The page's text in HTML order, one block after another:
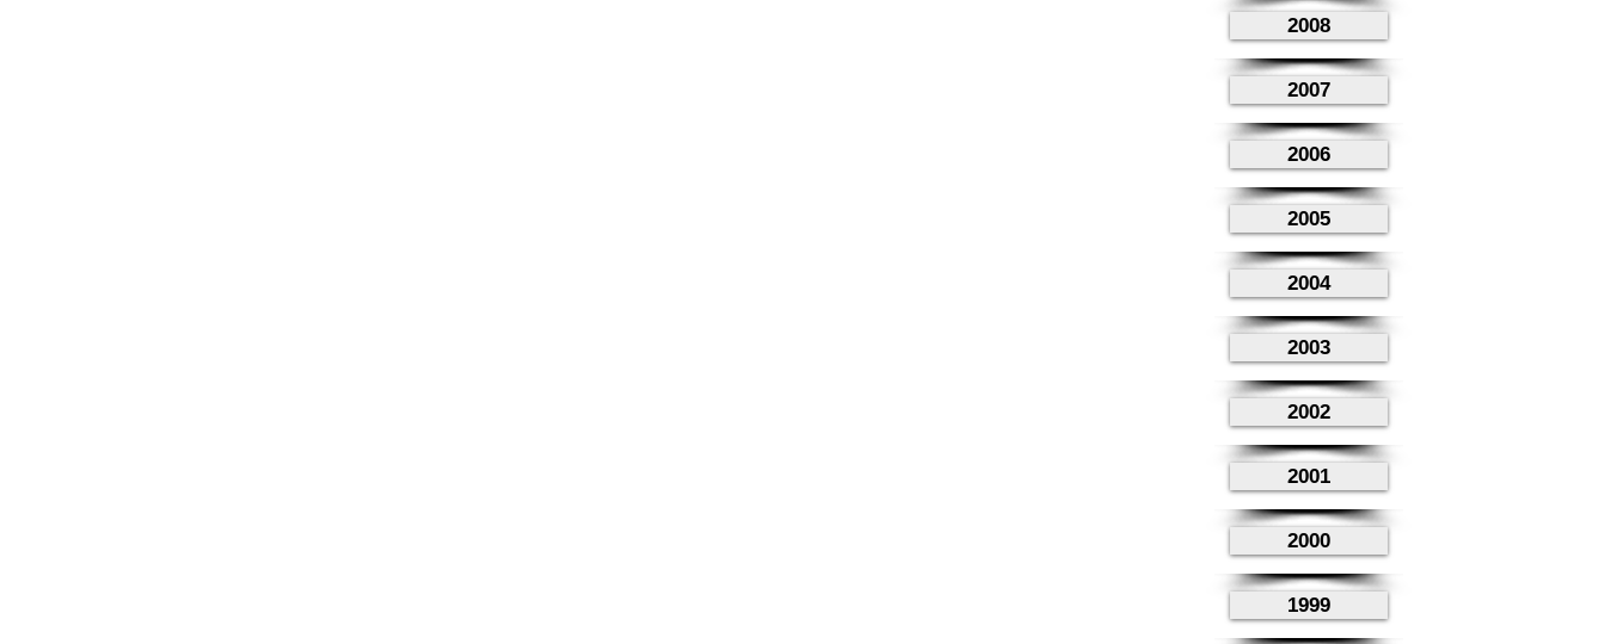
2008
2007
2006
2005
2004
2003
2002
2001
2000
1999